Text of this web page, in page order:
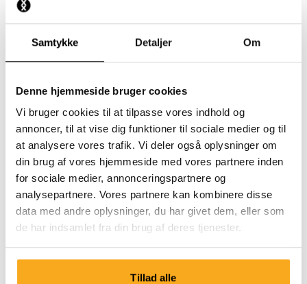
Samtykke Detaljer Om
Denne hjemmeside bruger cookies
Vi bruger cookies til at tilpasse vores indhold og
annoncer, til at vise dig funktioner til sociale medier og til
at analysere vores trafik. Vi deler også oplysninger om
din brug af vores hjemmeside med vores partnere inden
for sociale medier, annonceringspartnere og
analysepartnere. Vores partnere kan kombinere disse
data med andre oplysninger, du har givet dem, eller som
de har indsamlet fra din brug af deres tjenester.
Tillad alle
Betænkningstid
Garanti for returnering
Genaktivering
Loyalty